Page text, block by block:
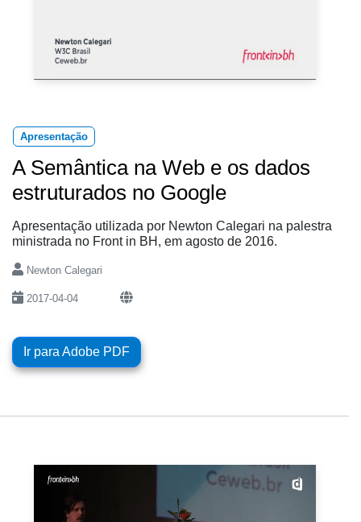
Apresentação
A Semântica na Web e os dados
estruturados no Google
Apresentação utilizada por Newton Calegari na palestra
ministrada no Front in BH, em agosto de 2016.
Newton Calegari
2017-04-04
Ir para Adobe PDF